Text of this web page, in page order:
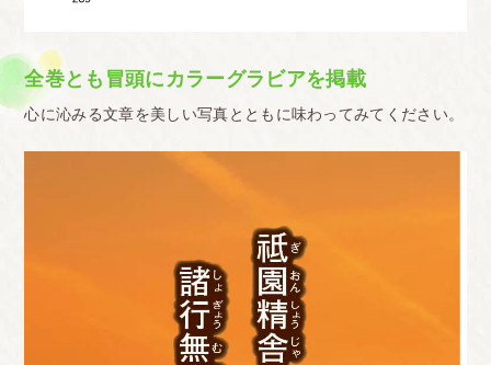
全巻とも冒頭にカラーグラビアを掲載
心に沁みる文章を美しい写真とともに味わってみてください。